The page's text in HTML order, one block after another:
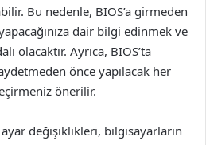
Bu nedenle, BIOS’a girmeden
dair bilgi edinmek ve
olacaktır. Ayrıca, BIOS’ta
önce yapılacak her
önerilir.
değişiklikleri, bilgisayarların